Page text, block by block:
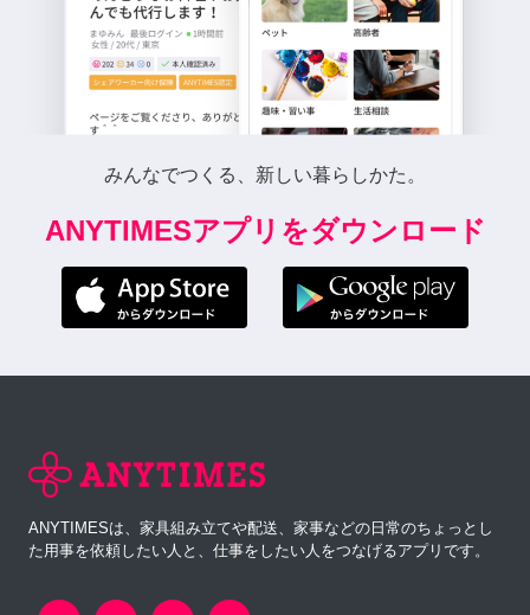
みんなでつくる、新しい暮らしかた。
ANYTIMESアプリをダウンロード
ANYTIMESは、家具組み立てや配送、家事などの日常のちょっとし
た用事を依頼したい人と、仕事をしたい人をつなげるアプリです。